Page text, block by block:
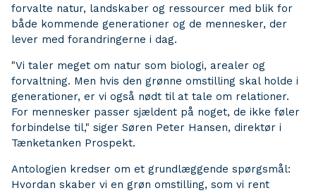
forvalte natur, landskaber og ressourcer med blik for
både kommende generationer og de mennesker, der
lever med forandringerne i dag.
"Vi taler meget om natur som biologi, arealer og
forvaltning. Men hvis den grønne omstilling skal holde i
generationer, er vi også nødt til at tale om relationer.
For mennesker passer sjældent på noget, de ikke føler
forbindelse til," siger Søren Peter Hansen, direktør i
Tænketanken Prospekt.
Antologien kredser om et grundlæggende spørgsmål:
Hvordan skaber vi en grøn omstilling, som vi rent